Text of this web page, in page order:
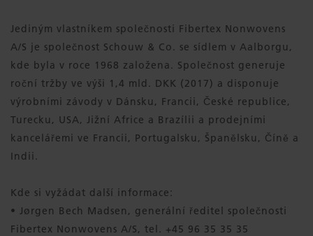
Jediným vlastníkem společnosti Fibertex Nonwovens
A/S je společnost Schouw & Co. se sídlem v Aalborgu,
kde byla v roce 1968 založena. Společnost generuje
roční tržby ve výši 1,4 mld. DKK (2017) a disponuje
výrobními závody v Dánsku, Francii, České republice,
Turecku, USA, Jižní Africe a Brazílii a prodejními
kancelářemi ve Francii, Portugalsku, Španělsku, Číně a
Indii.
Kde si vyžádat další informace:
• Jørgen Bech Madsen, generální ředitel společnosti
Fibertex Nonwovens A/S, tel. +45 96 35 35 35